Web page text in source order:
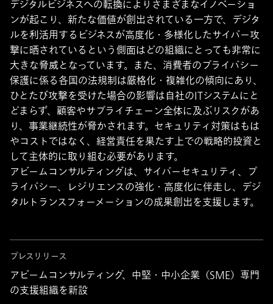
デジタルビジネスへの転換によりさまざまなイノベーショ
ンが起こり、新たな価値が創出されている一方で、デジタ
ルを利活用するビジネスが高度化・多様化したサイバー攻
撃に晒されているという側面はどの組織にとっても非常に
大きな脅威となっています。また、消費者のプライバシー
保護に係る各国の法規制は厳格化・複雑化の傾向にあり、
ひとたび攻撃を受けた場合の影響は自社のITシステムにと
どまらず、顧客やサプライチェーン全体に及ぶリスクがあ
り、事業継続性が脅かされます。セキュリティ対策はもは
やコストではなく、経営責任を果たす上での戦略的投資と
して主体的に取り組む必要があります。
アビームコンサルティングは、サイバーセキュリティ、プ
ライバシー、レジリエンスの強化・高度化に伴走し、デジ
タルトランスフォーメーションの成果創出を支援します。
プレスリリース
アビームコンサルティング、中堅・中小企業（SME）専門
の支援組織を新設